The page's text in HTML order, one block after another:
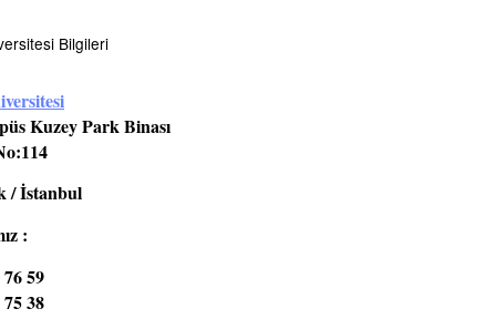
Bilgileri
Kuzey Park Binası
/ İstanbul
:
59
38